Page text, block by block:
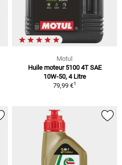
Motul
Huile moteur 5100 4T SAE
10W-50, 4 Litre
79,99 €1